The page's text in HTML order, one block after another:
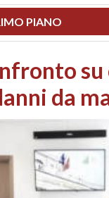
PIANO
e Bagno:
circa